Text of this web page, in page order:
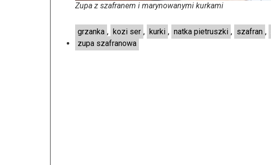
Zupa z szafranem i marynowanymi kurkami
grzanka , kozi ser , kurki , natka pietruszki , szafran ,
zupa szafranowa